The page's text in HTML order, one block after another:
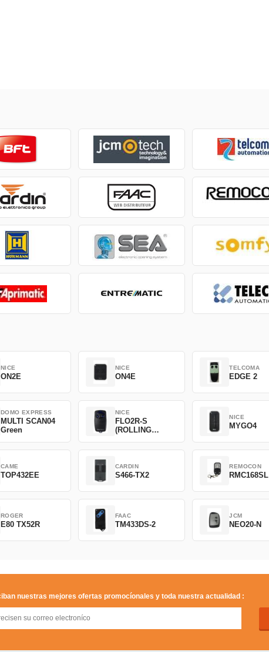
NICE
ON2E
NICE
ON4E
TELCOMA
EDGE 2
DOMO EXPRESS
MULTI SCAN04
Green
NICE
FLO2R-S
(ROLLING
NICE
MYGO4
CAME
TOP432EE
CARDIN
S466-TX2
REMOCON
RMC168SL
ROGER
E80 TX52R
FAAC
TM433DS-2
JCM
NEO20-N
nuestras mejores ofertas promocíonales y toda nuestra actualidad :